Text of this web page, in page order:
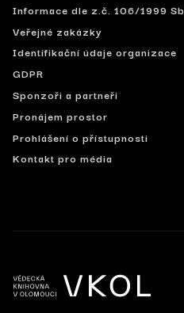
Informace dle z.č. 106/1999 Sb
Veřejné zakázky
Identifikační údaje organizace
GDPR
Sponzoři a partneři
Pronájem prostor
Prohlášení o přístupnosti
Kontakt pro média